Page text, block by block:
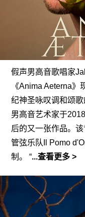
假声男高音歌唱家
《Anima Aeterna
纪神圣咏叹调和颂
男高音艺术家于
后的又一张作品。
管弦乐队Il Pomo
制。 “...查看更多 >